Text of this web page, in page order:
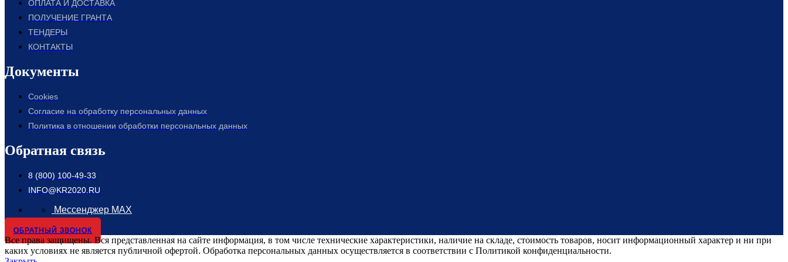
ОПЛАТА И ДОСТАВКА
ПОЛУЧЕНИЕ ГРАНТА
ТЕНДЕРЫ
КОНТАКТЫ
Документы
Cookies
Согласие на обработку персональных данных
Политика в отношении обработки персональных данных
Обратная связь
8 (800) 100-49-33
INFO@KR2020.RU
Мессенджер MAX
ОБРАТНЫЙ ЗВОНОК
Все права защищены. Вся представленная на сайте информация, в том числе технические характеристики, наличие на складе, стоимость товаров, носит информационный характер и ни при
каких условиях не является публичной офертой. Обработка персональных данных осуществляется в соответствии с Политикой конфиденциальности.